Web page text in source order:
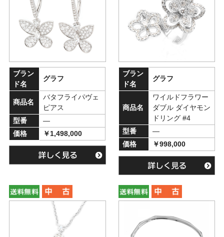
ブラン
ド名
グラフ
商品名
バタフライパヴェ
ピアス
型番
―
価格
￥1,498,000
ブラン
ド名
グラフ
商品名
ワイルドフラワー
ダブル ダイヤモン
ドリング #4
型番
―
価格
￥998,000